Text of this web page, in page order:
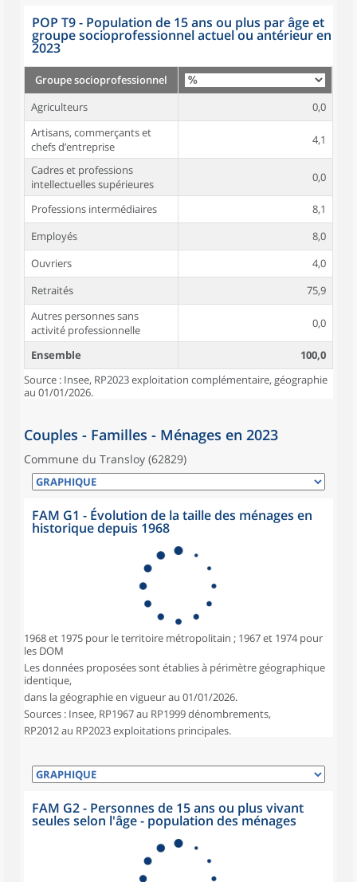
POP T9 - Population de 15 ans ou plus par âge et
groupe socioprofessionnel actuel ou antérieur en
2023
Groupe socioprofessionnel
Agriculteurs
0,0
Artisans, commerçants et
chefs d’entreprise
4,1
Cadres et professions
intellectuelles supérieures
0,0
Professions intermédiaires
8,1
Employés
8,0
Ouvriers
4,0
Retraités
75,9
Autres personnes sans
activité professionnelle
0,0
Ensemble
100,0
Source : Insee, RP2023 exploitation complémentaire, géographie
au 01/01/2026.
Couples - Familles - Ménages en 2023
Commune du Transloy (62829)
FAM G1 - Évolution de la taille des ménages en
historique depuis 1968
1968 et 1975 pour le territoire métropolitain ; 1967 et 1974 pour
les DOM
Les données proposées sont établies à périmètre géographique
identique,
dans la géographie en vigueur au 01/01/2026.
Sources : Insee, RP1967 au RP1999 dénombrements,
RP2012 au RP2023 exploitations principales.
FAM G2 - Personnes de 15 ans ou plus vivant
seules selon l'âge - population des ménages